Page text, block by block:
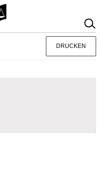
DRUCKEN